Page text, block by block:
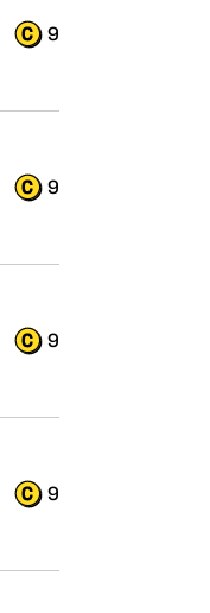
9
9
9
9